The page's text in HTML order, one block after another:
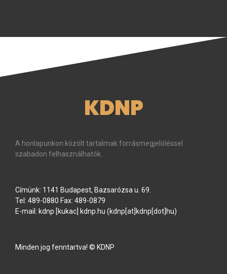
KDNP
A honlapunkon közölt tartalmak forrásmegjelöléssel
szabadon felhasználhatók.
Címünk: 1141 Budapest, Bazsarózsa u. 69.
Tel: 489-0880 Fax: 489-0879
E-mail: kdnp [kukac] kdnp hu (kdnp[at]kdnp[dot]hu)
Minden jog fenntartva! © KDNP